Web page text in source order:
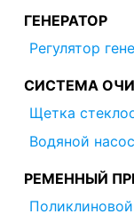
ГЕНЕРАТОР
Регулятор
СИСТЕМА
Щетка
Водяной
РЕМЕННЫЙ